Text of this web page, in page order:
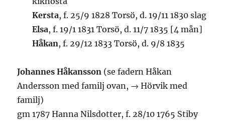
Kersta, f. 25/9 1828 Torsö, d. 19/11 1830 slag
Elsa, f. 19/1 1831 Torsö, d. 11/7 1835 [4 mån]
Håkan, f. 29/12 1833 Torsö, d. 9/8 1835
Johannes Håkansson (se fadern Håkan
Andersson med familj ovan, → Hörvik med
familj)
gm 1787 Hanna Nilsdotter, f. 28/10 1765 Stiby